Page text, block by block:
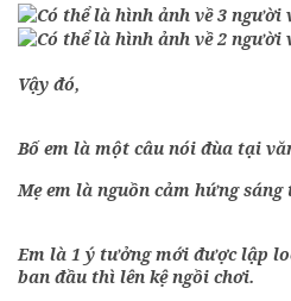
Vậy đó,
Bố em là một câu nói đùa tại
Mẹ em là nguồn cảm hứng
Em là 1 ý tưởng mới được lập
ban đầu thì lên kệ ngồi chơi.